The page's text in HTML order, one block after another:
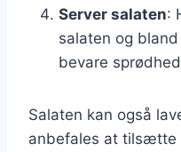
Server salaten:
salaten og
bevare
Salaten kan også
anbefales at tilsætte